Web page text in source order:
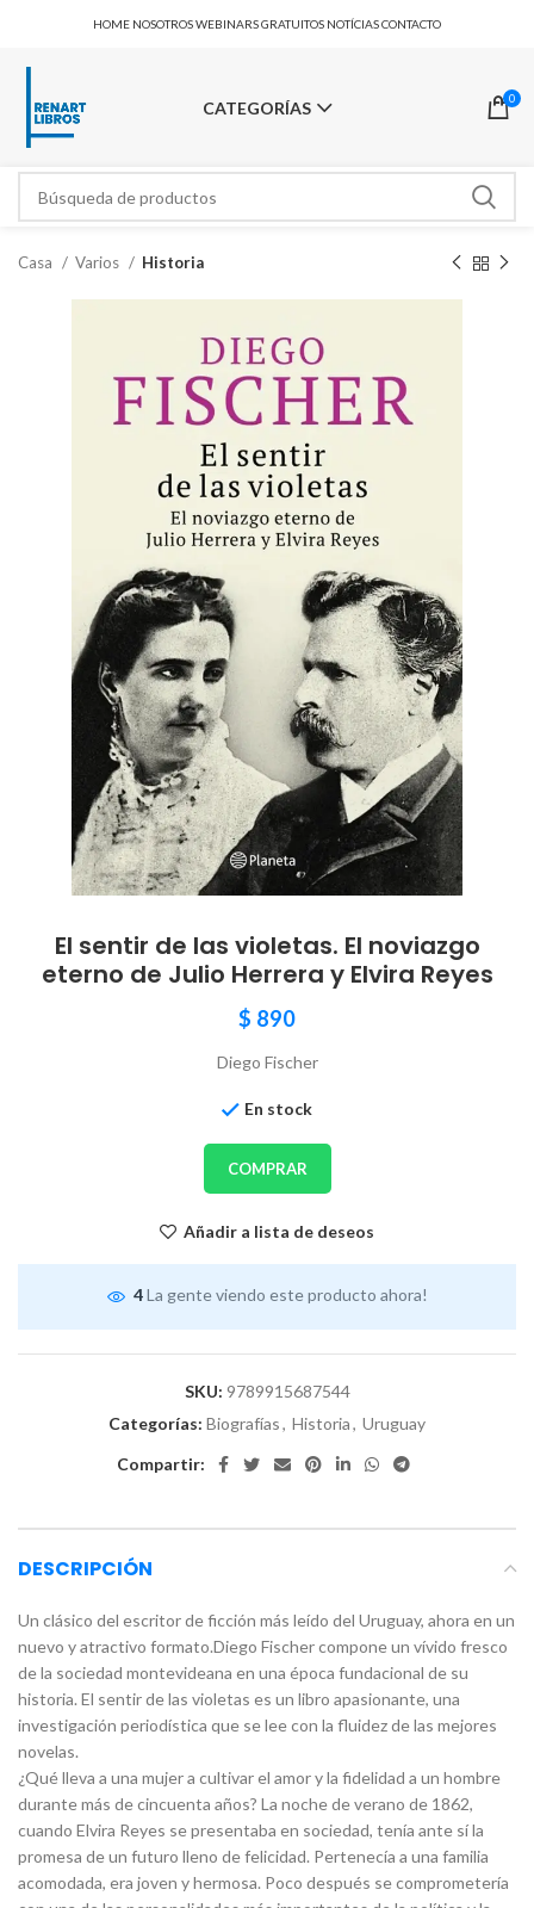
HOME NOSOTROSWEBINARS GRATUITOS NOTÍCIASCONTACTO
CATEGORÍAS 0
Casa Varios Historia
El sentir de las violetas. El noviazgo
eterno de Julio Herrera y Elvira Reyes
$ 890
Diego Fischer
En stock
COMPRAR
Añadir a lista de deseos
4 La gente viendo este producto ahora!
SKU: 9789915687544
Categorías: Biografías, Historia, Uruguay
Compartir:
DESCRIPCIÓN
Un clásico del escritor de ficción más leído del Uruguay, ahora en un
nuevo y atractivo formato.Diego Fischer compone un vívido fresco
de la sociedad montevideana en una época fundacional de su
historia. El sentir de las violetas es un libro apasionante, una
investigación periodística que se lee con la fluidez de las mejores
novelas.
¿Qué lleva a una mujer a cultivar el amor y la fidelidad a un hombre
durante más de cincuenta años? La noche de verano de 1862,
cuando Elvira Reyes se presentaba en sociedad, tenía ante sí la
promesa de un futuro lleno de felicidad. Pertenecía a una familia
acomodada, era joven y hermosa. Poco después se comprometería